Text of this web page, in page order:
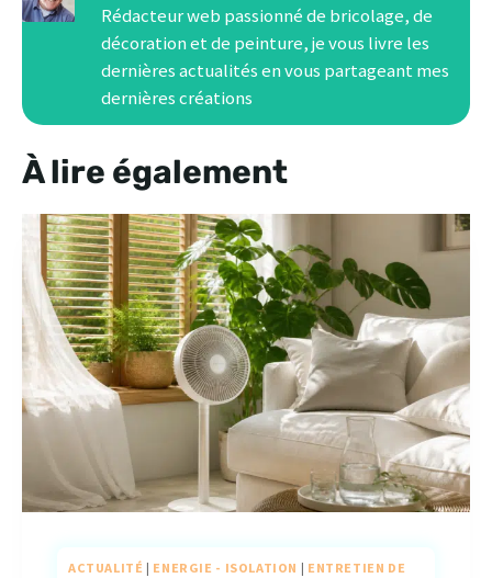
Rédacteur web passionné de bricolage, de
décoration et de peinture, je vous livre les
dernières actualités en vous partageant mes
dernières créations
À lire également
ACTUALITÉ | ENERGIE - ISOLATION | ENTRETIEN DE